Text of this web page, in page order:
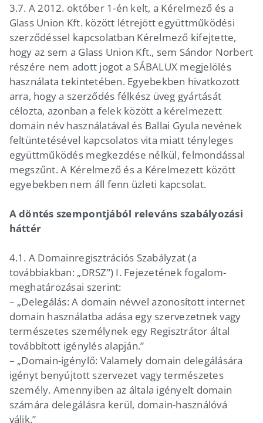
3.7. A 2012. október 1-én kelt, a Kérelmező és a
Glass Union Kft. között létrejött együttműködési
szerződéssel kapcsolatban Kérelmező kifejtette,
hogy az sem a Glass Union Kft., sem Sándor Norbert
részére nem adott jogot a SÁBALUX megjelölés
használata tekintetében. Egyebekben hivatkozott
arra, hogy a szerződés félkész üveg gyártását
célozta, azonban a felek között a kérelmezett
domain név használatával és Ballai Gyula nevének
feltüntetésével kapcsolatos vita miatt tényleges
együttműködés megkezdése nélkül, felmondással
megszűnt. A Kérelmező és a Kérelmezett között
egyebekben nem áll fenn üzleti kapcsolat.
A döntés szempontjából releváns szabályozási
háttér
4.1. A Domainregisztrációs Szabályzat (a
továbbiakban: „DRSZ”) I. Fejezetének fogalom-
meghatározásai szerint:
– „Delegálás: A domain névvel azonosított internet
domain használatba adása egy szervezetnek vagy
természetes személynek egy Regisztrátor által
továbbított igénylés alapján.”
– „Domain-igénylő: Valamely domain delegálására
igényt benyújtott szervezet vagy természetes
személy. Amennyiben az általa igényelt domain
számára delegálásra kerül, domain-használóvá
válik.”